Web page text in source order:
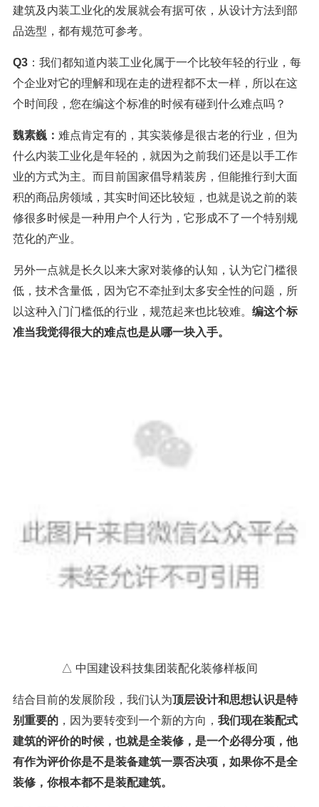
建筑及内装工业化的发展就会有据可依，从设计方法到部
品选型，都有规范可参考。
Q3：我们都知道内装工业化属于一个比较年轻的行业，每
个企业对它的理解和现在走的进程都不太一样，所以在这
个时间段，您在编这个标准的时候有碰到什么难点吗？
魏素巍： 难点肯定有的，其实装修是很古老的行业，但为
什么内装工业化是年轻的，就因为之前我们还是以手工作
业的方式为主。而目前国家倡导精装房，但能推行到大面
积的商品房领域，其实时间还比较短，也就是说之前的装
修很多时候是一种用户个人行为，它形成不了一个特别规
范化的产业。
另外一点就是长久以来大家对装修的认知，认为它门槛很
低，技术含量低，因为它不牵扯到太多安全性的问题，所
以这种入门门槛低的行业，规范起来也比较难。 编这个标
准当我觉得很大的难点也是从哪一块入手。
△ 中国建设科技集团装配化装修样板间
结合目前的发展阶段，我们认为顶层设计和思想认识是特
别重要的，因为要转变到一个新的方向， 我们现在装配式
建筑的评价的时候，也就是全装修，是一个必得分项，他
有作为评价你是不是装备建筑一票否决项，如果你不是全
装修，你根本都不是装配建筑。